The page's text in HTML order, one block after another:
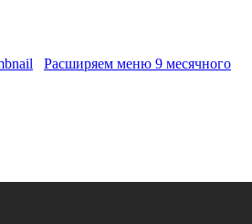
Расширяем меню 9 месячного